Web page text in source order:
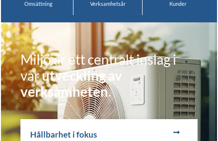
Omsättning Verksamhetsår Kunder
Miljö är ett centralt inslag i
vårutveckling av
verksamheten.
Hållbarhet i fokus